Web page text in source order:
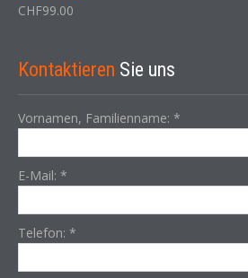
CHF99.00
Kontaktieren Sie uns
Vornamen, Familienname: *
E-Mail: *
Telefon: *